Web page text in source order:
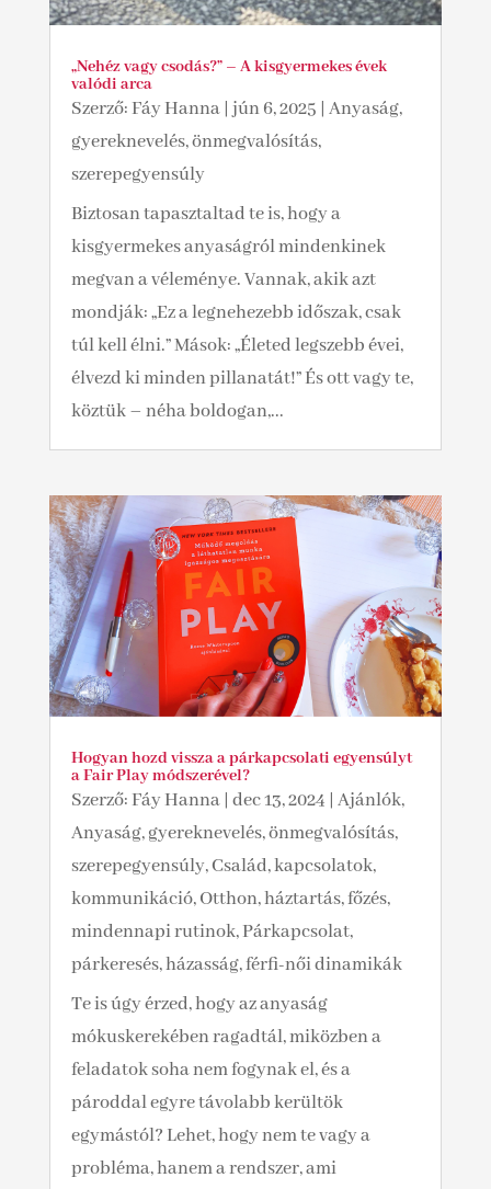
„Nehéz vagy csodás?” – A kisgyermekes évek
valódi arca
Szerző:Fáy Hanna|jún 6, 2025 Anyaság,
gyereknevelés, önmegvalósítás,
szerepegyensúly
Biztosan tapasztaltad te is, hogy a
kisgyermekes anyaságról mindenkinek
megvan a véleménye. Vannak, akik azt
mondják: „Ez a legnehezebb időszak, csak
túl kell élni.” Mások: „Életed legszebb évei,
élvezd ki minden pillanatát!” És ott vagy te,
köztük – néha boldogan,...
Hogyan hozd vissza a párkapcsolati egyensúlyt
a Fair Play módszerével?
Szerző:Fáy Hanna| dec 13, 2024 Ajánlók,
Anyaság, gyereknevelés, önmegvalósítás,
szerepegyensúly,Család, kapcsolatok,
kommunikáció,Otthon, háztartás, főzés,
mindennapi rutinok,Párkapcsolat,
párkeresés, házasság, férfi-női dinamikák
Te is úgy érzed, hogy az anyaság
mókuskerekében ragadtál, miközben a
feladatok soha nem fogynak el, és a
pároddal egyre távolabb kerültök
egymástól? Lehet, hogy nem te vagy a
probléma, hanem a rendszer, ami